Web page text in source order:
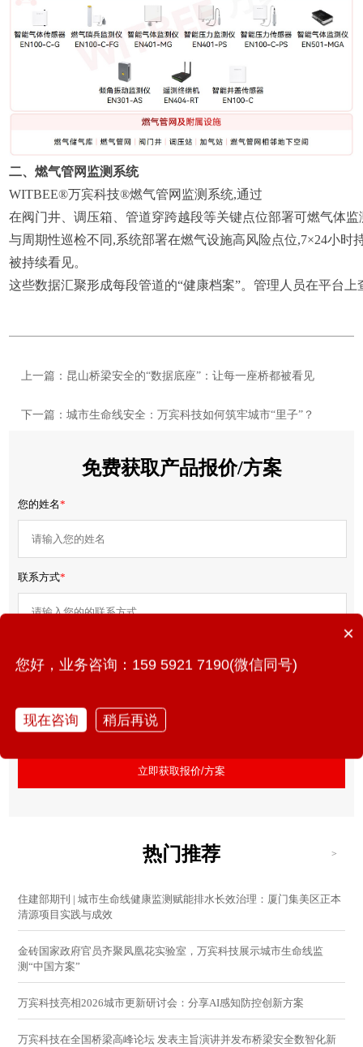
二、燃气管网监测系统
WITBEE®万宾科技®燃气管网监测系统,通过
在阀门井、调压箱、管道穿跨越段等关键点位部署可燃气体
与周期性巡检不同,系统部署在燃气设施高风险点位,7×24小
被持续看见。
这些数据汇聚形成每段管道的“健康档案”。管理人员在平台
上一篇：昆山桥梁安全的“数据底座”：让每一座桥都被看见
下一篇：城市生命线安全：万宾科技如何筑牢城市“里子”？
免费获取产品报价/方案
您的姓名*
联系方式*
立即获取报价/方案
热门推荐 >
住建部期刊 | 城市生命线健康监测赋能排水长效治理：厦门集美区正本
清源项目实践与成效
金砖国家政府官员齐聚凤凰花实验室，万宾科技展示城市生命线监
测“中国方案”
万宾科技亮相2026城市更新研讨会：分享AI感知防控创新方案
万宾科技在全国桥梁高峰论坛 发表主旨演讲并发布桥梁安全数智化新
×
您好，业务咨询：159 5921 7190(微信同号)
现在咨询 稍后再说